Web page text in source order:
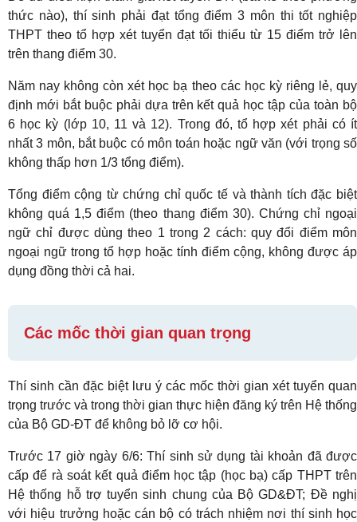
thức nào), thí sinh phải đạt tổng điểm 3 môn thi tốt nghiệp
THPT theo tổ hợp xét tuyển đạt tối thiểu từ 15 điểm trở lên
trên thang điểm 30.
Năm nay không còn xét học bạ theo các học kỳ riêng lẻ, quy
định mới bắt buộc phải dựa trên kết quả học tập của toàn bộ
6 học kỳ (lớp 10, 11 và 12). Trong đó, tổ hợp xét phải có ít
nhất 3 môn, bắt buộc có môn toán hoặc ngữ văn (với trọng số
không thấp hơn 1/3 tổng điểm).
Tổng điểm cộng từ chứng chỉ quốc tế và thành tích đặc biệt
không quá 1,5 điểm (theo thang điểm 30). Chứng chỉ ngoại
ngữ chỉ được dùng theo 1 trong 2 cách: quy đổi điểm môn
ngoại ngữ trong tổ hợp hoặc tính điểm cộng, không được áp
dụng đồng thời cả hai.
Các mốc thời gian quan trọng
Thí sinh cần đặc biệt lưu ý các mốc thời gian xét tuyển quan
trọng trước và trong thời gian thực hiện đăng ký trên Hệ thống
của Bộ GD-ĐT để không bỏ lỡ cơ hội.
Trước 17 giờ ngày 6/6: Thí sinh sử dụng tài khoản đã được
cấp để rà soát kết quả điểm học tập (học bạ) cấp THPT trên
Hệ thống hỗ trợ tuyển sinh chung của Bộ GD&ĐT; Đề nghị
với hiệu trưởng hoặc cán bộ có trách nhiệm nơi thí sinh học